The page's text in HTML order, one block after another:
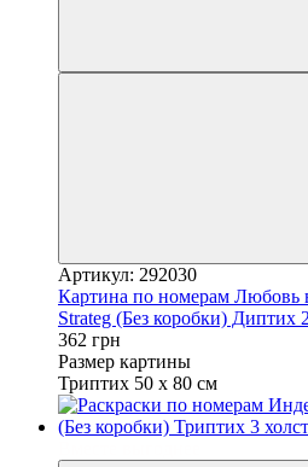
Артикул: 292030
Картина по номерам Любовь
Strateg (Без коробки) Диптих
362 грн
Размер картины
Триптих 50 х 80 см